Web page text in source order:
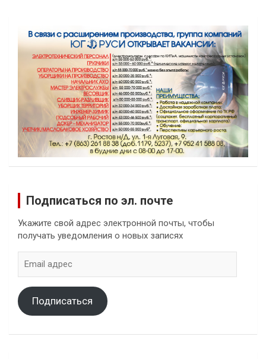
Подписаться по эл. почте
Укажите свой адрес электронной почты, чтобы
получать уведомления о новых записях
адрес
Подписаться